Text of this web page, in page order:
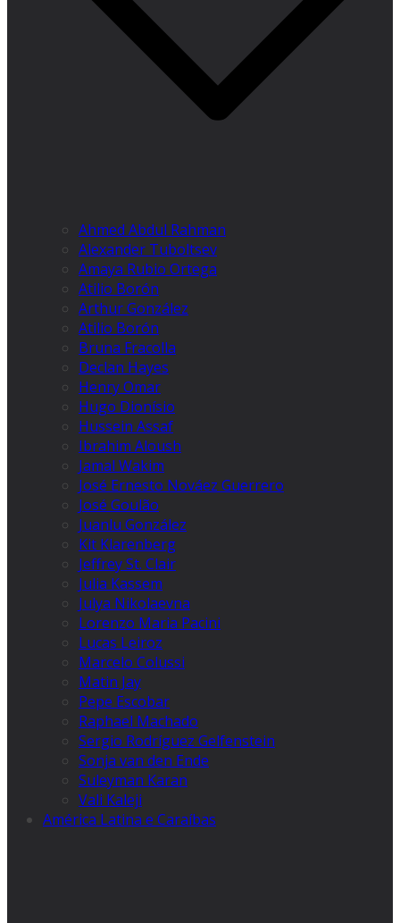
Ahmed Abdul Rahman
Alexander Tuboltsev
Amaya Rubio Ortega
Atilio Borón
Arthur González
Atilio Borón
Bruna Fracolla
Declan Hayes
Henry Omar
Hugo Dionísio
Hussein Assaf
Ibrahim Aloush
Jamal Wakim
José Ernesto Nováez Guerrero
José Goulão
Juanlu González
Kit Klarenberg
Jeffrey St. Clair
Julia Kassem
Julya Nikolaevna
Lorenzo Maria Pacini
Lucas Leiroz
Marcelo Colussi
Matin Jay
Pepe Escobar
Raphael Machado
Sergio Rodríguez Gelfenstein
Sonja van den Ende
Suleyman Karan
Vali Kaleji
América Latina e Caraíbas